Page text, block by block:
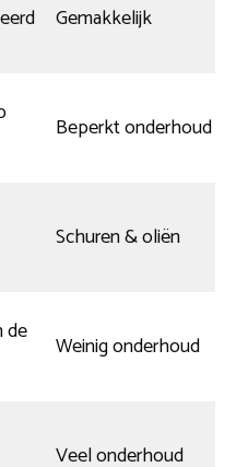
Gemakkelijk
Beperkt onderhoud
Schuren & oliën
de
Weinig onderhoud
Veel onderhoud